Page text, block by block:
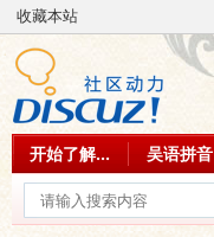
收藏本站
开始了解... 吴语拼音